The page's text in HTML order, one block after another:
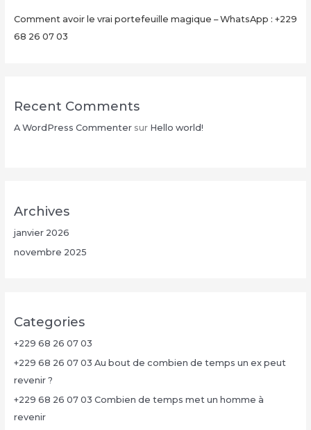
Comment avoir le vrai portefeuille magique – WhatsApp : +229
68 26 07 03
Recent Comments
A WordPress Commentersur Hello world!
Archives
janvier 2026
novembre 2025
Categories
+229 68 26 07 03
+229 68 26 07 03 Au bout de combien de temps un ex peut
revenir ?
+229 68 26 07 03 Combien de temps met un homme à
revenir